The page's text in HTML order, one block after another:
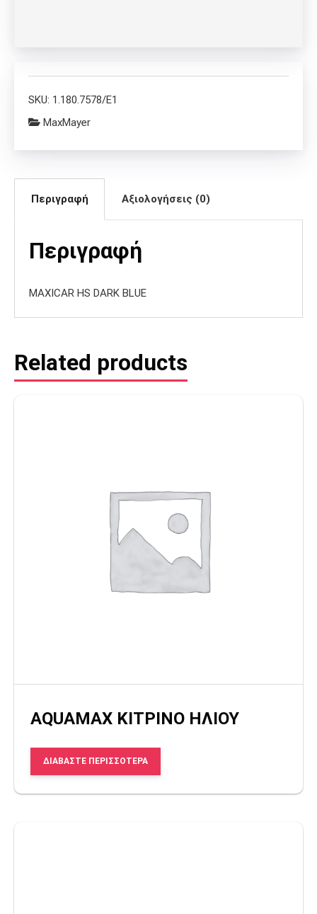
SKU: 1.180.7578/E1
MaxMayer
Περιγραφή Αξιολογήσεις (0)
Περιγραφή
MAXICAR HS DARK BLUE
Related products
AQUAMAX ΚΙΤΡΙΝΟ ΗΛΙΟΥ
ΔΙΑΒΆΣΤΕ ΠΕΡΙΣΣΌΤΕΡΑ